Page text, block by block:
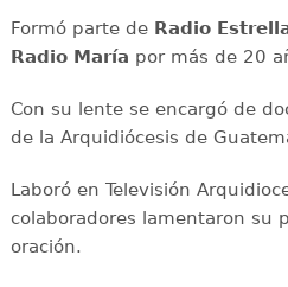
Formó parte de Radio
Radio María por más de 20
Con su lente se encargó de
de la Arquidiócesis de
Laboró en Televisión
colaboradores lamentaron su
oración.